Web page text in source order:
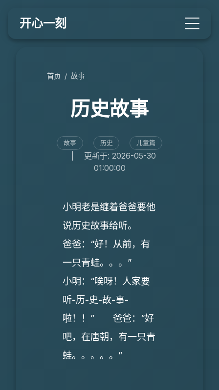
开心一刻
首页 / 故事
历史故事
故事 历史 儿童篇
更新于: 2026-05-30
01:00:00
小明老是缠着爸爸要他
说历史故事给听。
爸爸：“好！从前，有
一只青蛙。。。”
小明：“唉呀！人家要
听-历-史-故-事-
啦！！” 爸爸：“好
吧，在唐朝，有一只青
蛙。。。。。”